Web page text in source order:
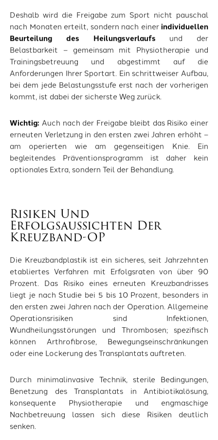
Deshalb wird die Freigabe zum Sport nicht pauschal
nach Monaten erteilt, sondern nach einerindividuellen
Beurteilung des Heilungsverlaufs und der
Belastbarkeit – gemeinsam mit Physiotherapie und
Trainingsbetreuung und abgestimmt auf die
Anforderungen Ihrer Sportart. Ein schrittweiser Aufbau,
bei dem jede Belastungsstufe erst nach der vorherigen
kommt, ist dabei der sicherste Weg zurück.
Wichtig: Auch nach der Freigabe bleibt das Risiko einer
erneuten Verletzung in den ersten zwei Jahren erhöht –
am operierten wie am gegenseitigen Knie. Ein
begleitendes Präventionsprogramm ist daher kein
optionales Extra, sondern Teil der Behandlung.
Risiken Und
Erfolgsaussichten Der
Kreuzband-OP
Die Kreuzbandplastik ist ein sicheres, seit Jahrzehnten
etabliertes Verfahren mit Erfolgsraten von über 90
Prozent. Das Risiko eines erneuten Kreuzbandrisses
liegt je nach Studie bei 5 bis 10 Prozent, besonders in
den ersten zwei Jahren nach der Operation. Allgemeine
Operationsrisiken sind Infektionen,
Wundheilungsstörungen und Thrombosen; spezifisch
können Arthrofibrose, Bewegungseinschränkungen
oder eine Lockerung des Transplantats auftreten.
Durch minimalinvasive Technik, sterile Bedingungen,
Benetzung des Transplantats in Antibiotikalösung,
konsequente Physiotherapie und engmaschige
Nachbetreuung lassen sich diese Risiken deutlich
senken.